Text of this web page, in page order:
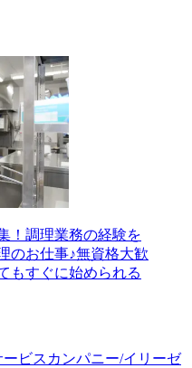
！調理業務の経験を
のお仕事♪無資格大歓
もすぐに始められる
ビスカンパニー/イリーゼ